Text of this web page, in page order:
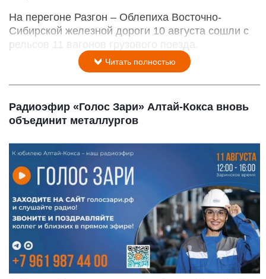
На перегоне Разгон – Облепиха Восточно-
Сибирской железной дороги 10 августа сошли с
рельсов 11 вагонов грузового поезда.
Читать полностью
Радиоэфир «Голос Зари» Алтай-Кокса вновь
объединит металлургов